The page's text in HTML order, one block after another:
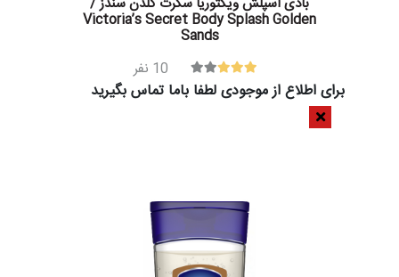
Victoria’s Secret Body Splash Golden
Sands
10 نفر
برای اطلاع از موجودی لطفا باما تماس بگیرید